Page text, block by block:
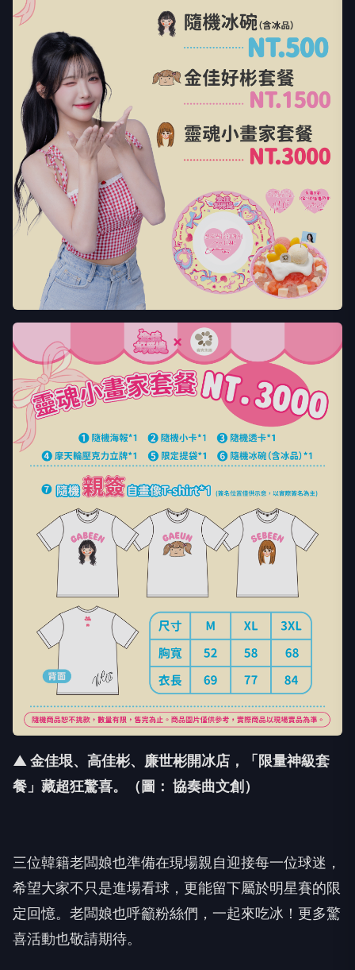
▲ 金佳垠、高佳彬、廉世彬開冰店，「限量神級套
餐」藏超狂驚喜。（圖： 協奏曲文創）
三位韓籍老闆娘也準備在現場親自迎接每一位球迷，
希望大家不只是進場看球，更能留下屬於明星賽的限
定回憶。老闆娘也呼籲粉絲們，一起來吃冰！更多驚
喜活動也敬請期待。